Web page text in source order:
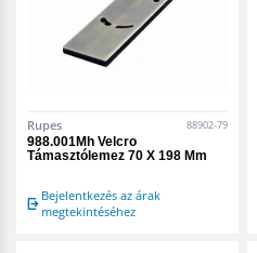
Rupes 88902-79
988.001Mh Velcro
Támasztólemez 70 X 198 Mm
Bejelentkezés az árak
megtekintéséhez